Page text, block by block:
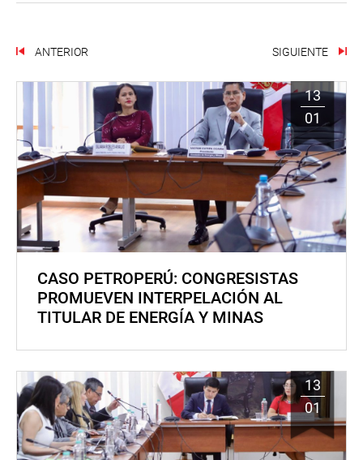
ANTERIOR SIGUIENTE
13
01
CASO PETROPERÚ: CONGRESISTAS
PROMUEVEN INTERPELACIÓN AL
TITULAR DE ENERGÍA Y MINAS
13
01